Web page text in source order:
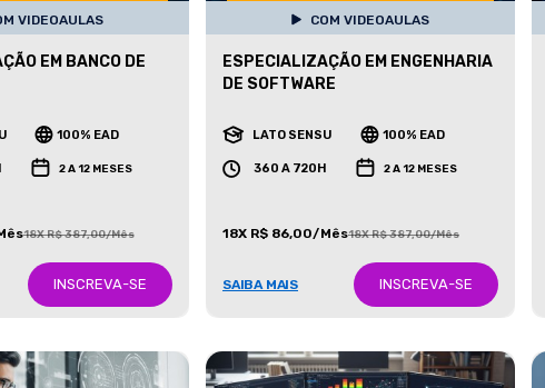
VIDEOAULAS
EM BANCO DE
100% EAD
2 A 12 MESES
18X R$ 387,00/Mês
INSCREVA-SE
COM VIDEOAULAS
ESPECIALIZAÇÃO EM ENGENHARIA
DE SOFTWARE
LATO SENSU 100% EAD
360 A 720H 2 A 12 MESES
18X R$ 86,00/Mês18X R$ 387,00/Mês
SAIBA MAIS INSCREVA-SE